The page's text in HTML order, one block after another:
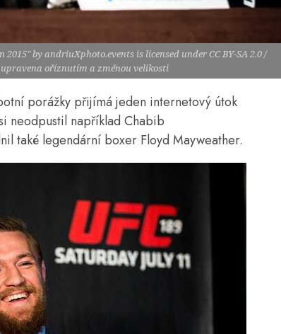
by andriuXphoto.events is licensed under CC BY-SA 2.0 /
oříznutím a změnou velikosti
porážky přijímá jeden internetový útok
neodpustil například Chabib
také legendární boxer Floyd Mayweather.